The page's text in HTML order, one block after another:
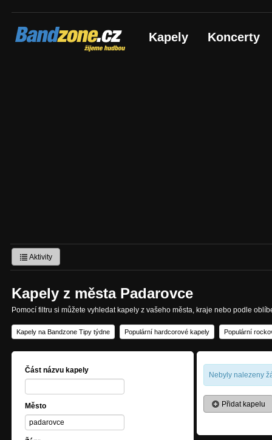
Bandzone.cz
žijeme hudbou Kapely Koncerty
Aktivity
Kapely z města Padarovce
Pomocí filtru si můžete vyhledat kapely z vašeho města, kraje nebo podle
Kapely na Bandzone Tipy týdne Populární hardcorové kapely Populární
Část názvu kapely
Město
Nebyly nalezeny
Přidat kapelu